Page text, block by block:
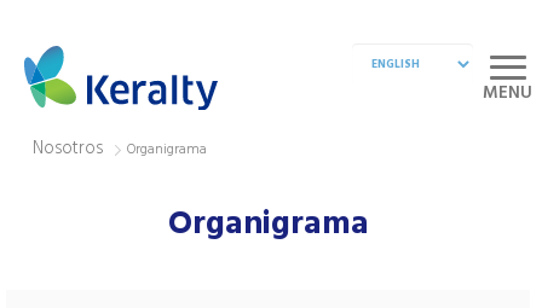
MENU
Nosotros
Organigrama
Organigrama